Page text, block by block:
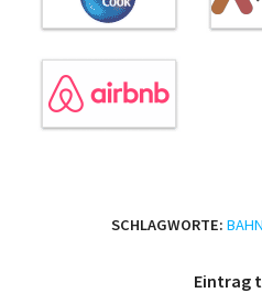
SCHLAGWORTE: BAHN
Eintrag